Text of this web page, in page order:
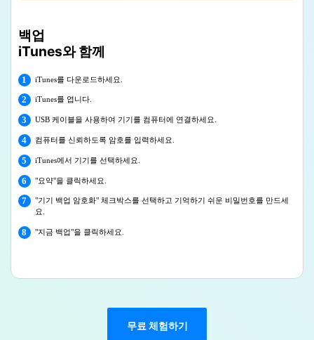
백업
iTunes와 함께
1 iTunes를 다운로드하세요.
2 iTunes를 엽니다.
3 USB 케이블을 사용하여 기기를 컴퓨터에 연결하세요.
4 컴퓨터를 신뢰하도록 암호를 입력하세요.
5 iTunes에서 기기를 선택하세요.
6 "요약"을 클릭하세요.
7
"기기 백업 암호화" 체크박스를 선택하고 기억하기 쉬운 비밀번호를 만드세
요.
8 "지금 백업"을 클릭하세요.
무료 체험하기